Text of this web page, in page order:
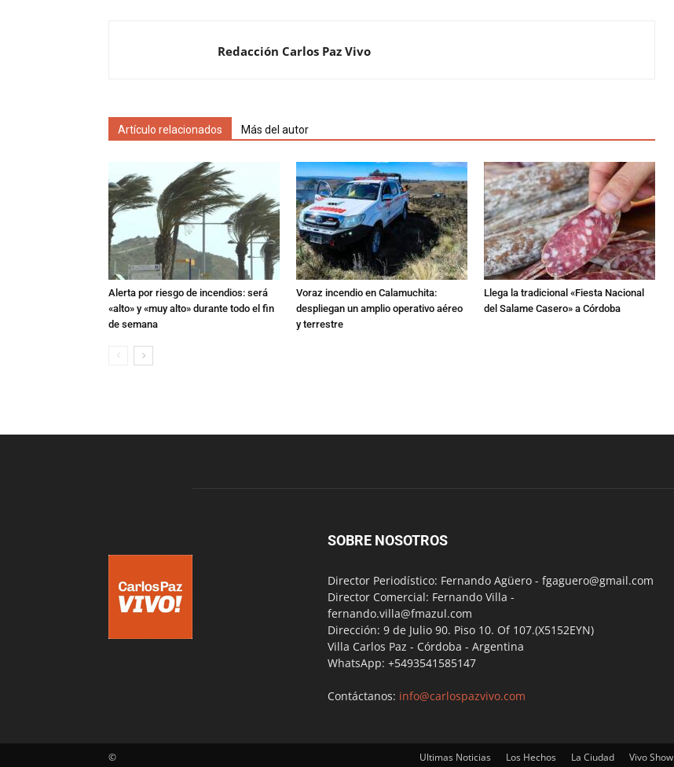
Redacción Carlos Paz Vivo
Artículo relacionados Más del autor
Alerta por riesgo de incendios: será
«alto» y «muy alto» durante todo el fin
de semana
Voraz incendio en Calamuchita:
despliegan un amplio operativo aéreo
y terrestre
Llega la tradicional «Fiesta Nacional
del Salame Casero» a Córdoba
SOBRE NOSOTROS
Director Periodístico: Fernando Agüero - fgaguero@gmail.com
Director Comercial: Fernando Villa -
fernando.villa@fmazul.com
Dirección: 9 de Julio 90. Piso 10. Of 107.(X5152EYN)
Villa Carlos Paz - Córdoba - Argentina
WhatsApp: +5493541585147
Contáctanos: info@carlospazvivo.com
Ultimas Noticias Los Hechos La Ciudad Vivo Show
©